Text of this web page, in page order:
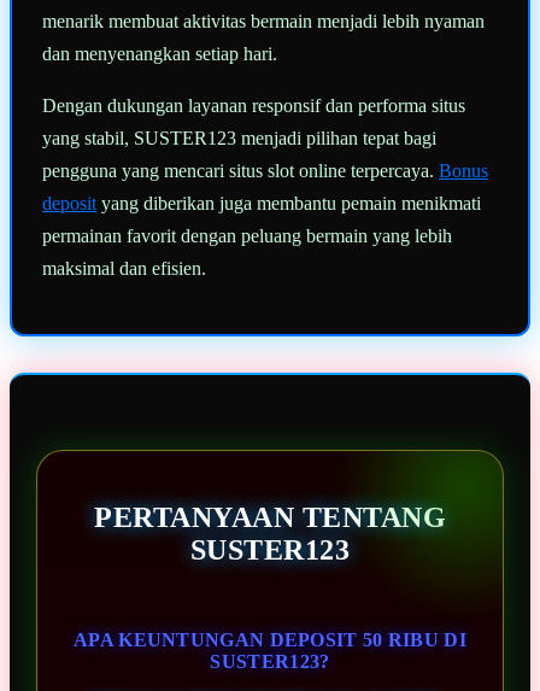
menarik membuat aktivitas bermain menjadi lebih nyaman
dan menyenangkan setiap hari.
Dengan dukungan layanan responsif dan performa situs
yang stabil, SUSTER123 menjadi pilihan tepat bagi
pengguna yang mencari situs slot online terpercaya. Bonus
deposit yang diberikan juga membantu pemain menikmati
permainan favorit dengan peluang bermain yang lebih
maksimal dan efisien.
PERTANYAAN TENTANG
SUSTER123
APA KEUNTUNGAN DEPOSIT 50 RIBU DI
SUSTER123?